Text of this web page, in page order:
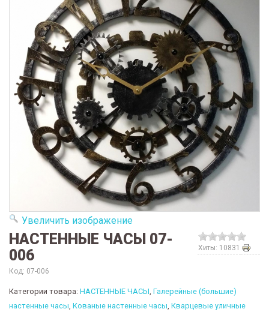
Увеличить изображение
Хиты: 10831
НАСТЕННЫЕ ЧАСЫ 07-
006
Код: 07-006
Категории товара: НАСТЕННЫЕ ЧАСЫ, Галерейные (большие)
настенные часы, Кованые настенные часы, Кварцевые уличные